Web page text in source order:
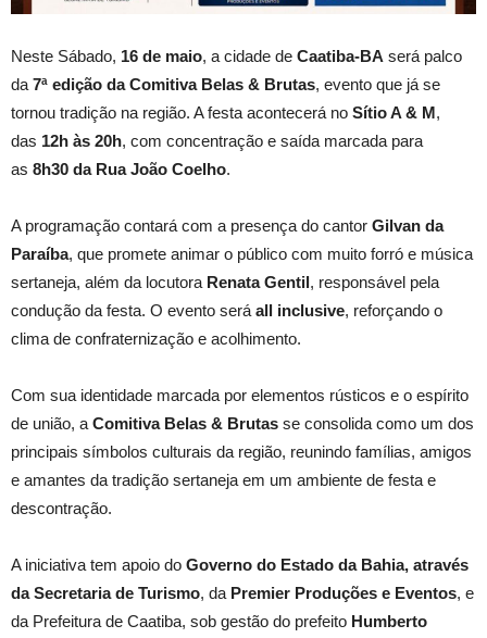
Neste Sábado, 16 de maio, a cidade de Caatiba-BA será palco
da 7ª edição da Comitiva Belas & Brutas, evento que já se
tornou tradição na região. A festa acontecerá no Sítio A & M,
das 12h às 20h, com concentração e saída marcada para
as 8h30 da Rua João Coelho.
A programação contará com a presença do cantor Gilvan da
Paraíba, que promete animar o público com muito forró e música
sertaneja, além da locutora Renata Gentil, responsável pela
condução da festa. O evento será all inclusive, reforçando o
clima de confraternização e acolhimento.
Com sua identidade marcada por elementos rústicos e o espírito
de união, a Comitiva Belas & Brutas se consolida como um dos
principais símbolos culturais da região, reunindo famílias, amigos
e amantes da tradição sertaneja em um ambiente de festa e
descontração.
A iniciativa tem apoio do Governo do Estado da Bahia, através
da Secretaria de Turismo, da Premier Produções e Eventos, e
da Prefeitura de Caatiba, sob gestão do prefeito Humberto